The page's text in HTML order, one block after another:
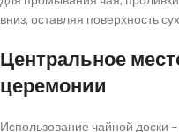
вниз, оставляя поверхность
Центральное
церемонии
Использование чайной доски